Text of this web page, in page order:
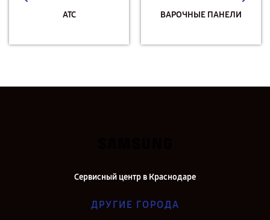
АТС ВАРОЧНЫЕ ПАНЕЛИ
Сервисный центр в Краснодаре
ДРУГИЕ ГОРОДА